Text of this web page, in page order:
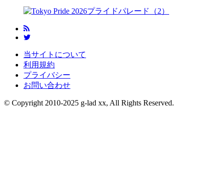
当サイトについて
利用規約
プライバシー
お問い合わせ
© Copyright 2010-2025 g-lad xx, All Rights Reserved.